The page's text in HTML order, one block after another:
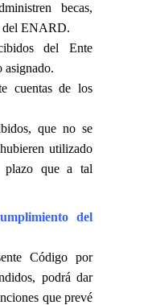
becas,
del ENARD.
del Ente
asignado.
cuentas de los
que no se
utilizado
plazo que a tal
del
Código por
podrá dar
que prevé